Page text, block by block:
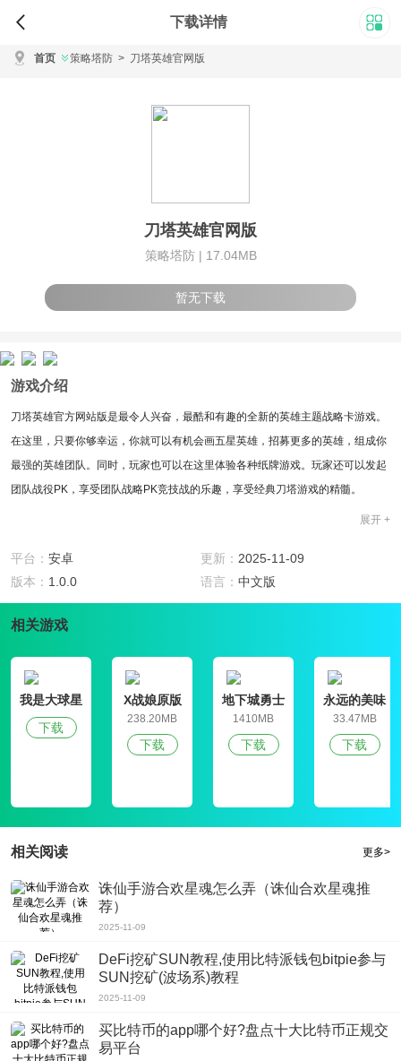
下载详情
首页 策略塔防 > 刀塔英雄官网版
刀塔英雄官网版
策略塔防 | 17.04MB
暂无下载
游戏介绍
刀塔英雄官方网站版是最令人兴奋，最酷和有趣的全新的英雄主题战略卡游戏。
在这里，只要你够幸运，你就可以有机会画五星英雄，招募更多的英雄，组成你
最强的英雄团队。同时，玩家也可以在这里体验各种纸牌游戏。玩家还可以发起
团队战役PK，享受团队战略PK竞技战的乐趣，享受经典刀塔游戏的精髓。
游戏；
2.放弃传统的纸牌游戏，引入更多的多元化运动，如英雄推广和技能提高；
刀塔英雄官方网站版介绍:
一款经典有趣的基于回合的纸牌游戏，以《阿蒙》的卡通风格呈现给大家；
有成千上万个漂亮的卡片英雄角色供玩家选择，你可以自由组合和匹配你的英雄
阵容；
当然，你也可以通过招募你最喜欢的魔兽英雄来战斗，并享受在你指尖释放华丽
游戏性是对玩家的英雄组合的策略和战术的测试。如果使用不当，它可能会被打
败；
接下来的战斗打击很酷也很刺激，画面的效果也很明亮也很刺激；
的需求。
展开 +
平台： 安卓 更新： 2025-11-09
版本： 1.0.0 语言： 中文版
相关游戏
我是大球星
下载
X战娘原版
238.20MB
下载
地下城勇士
官网版
1410MB
下载
永远的美味
星球4破解版
33.47MB
下载
相关阅读 更多>
诛仙手游合欢星魂怎么弄（诛仙合欢星魂推
荐）
2025-11-09
DeFi挖矿SUN教程,使用比特派钱包bitpie参与
SUN挖矿(波场系)教程
2025-11-09
买比特币的app哪个好?盘点十大比特币正规交
易平台